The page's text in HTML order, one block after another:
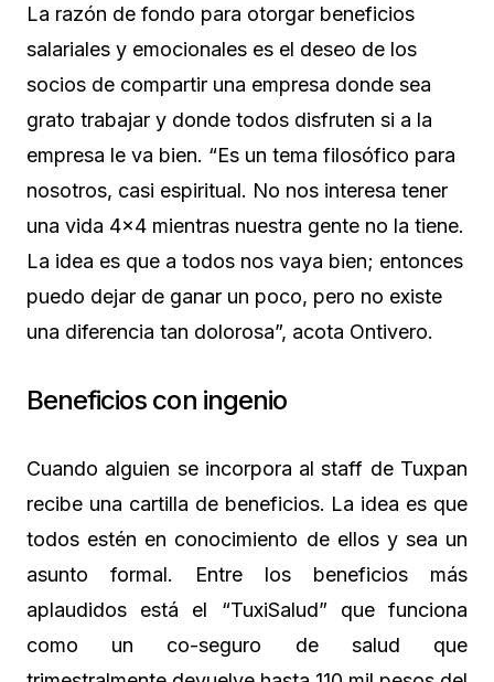
La razón de fondo para otorgar beneficios
salariales y emocionales es el deseo de los
socios de compartir una empresa donde sea
grato trabajar y donde todos disfruten si a la
empresa le va bien. “Es un tema filosófico para
nosotros, casi espiritual. No nos interesa tener
una vida 4×4 mientras nuestra gente no la tiene.
La idea es que a todos nos vaya bien; entonces
puedo dejar de ganar un poco, pero no existe
una diferencia tan dolorosa”, acota Ontivero.
Beneficios con ingenio
Cuando alguien se incorpora al staff de Tuxpan
recibe una cartilla de beneficios. La idea es que
todos estén en conocimiento de ellos y sea un
asunto formal. Entre los beneficios más
aplaudidos está el “TuxiSalud” que funciona
como un co-seguro de salud que